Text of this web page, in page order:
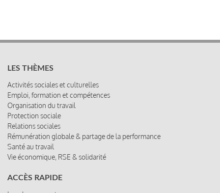
LES THÈMES
Activités sociales et culturelles
Emploi, formation et compétences
Organisation du travail
Protection sociale
Relations sociales
Rémunération globale & partage de la performance
Santé au travail
Vie économique, RSE & solidarité
ACCÈS RAPIDE